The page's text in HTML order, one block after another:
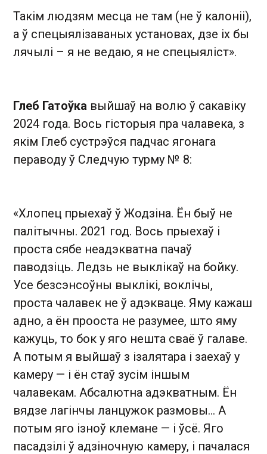
Такім людзям месца не там (не ў калоніі),
а ў спецыялізаваных установах, дзе іх бы
лячылі – я не ведаю, я не спецыяліст».
Глеб Гатоўка выйшаў на волю ў сакавіку
2024 года. Вось гісторыя пра чалавека, з
якім Глеб сустрэўся падчас ягонага
пераводу ў Следчую турму № 8:
«Хлопец прыехаў ў Жодзіна. Ён быў не
палітычны. 2021 год. Вось прыехаў і
проста сябе неадэкватна пачаў
паводзіць. Ледзь не выклікаў на бойку.
Усе безсэнсоўны выклікі, воклічы,
проста чалавек не ў адэкваце. Яму кажаш
адно, а ён прооста не разумее, што яму
кажуць, то бок у яго нешта сваё ў галаве.
А потым я выйшаў з ізалятара і заехаў у
камеру — і ён стаў зусім іншым
чалавекам. Абсалютна адэкватным. Ён
вядзе лагінчы ланцужок размовы... А
потым яго ізноў клемане — і ўсё. Яго
пасадзілі ў адзіночную камеру, і пачалася